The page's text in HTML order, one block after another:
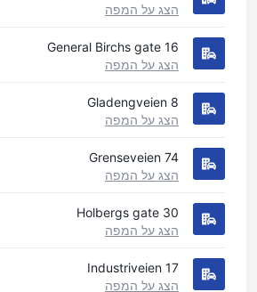
הצג על המפה
General Birchs gate 16
הצג על המפה
Gladengveien 8
הצג על המפה
Grenseveien 74
הצג על המפה
Holbergs gate 30
הצג על המפה
Industriveien 17
הצג על המפה